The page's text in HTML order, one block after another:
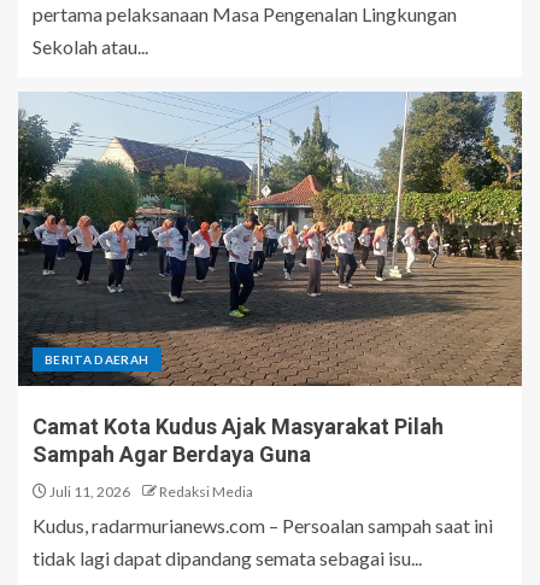
pertama pelaksanaan Masa Pengenalan Lingkungan
Sekolah atau...
BERITA DAERAH
Camat Kota Kudus Ajak Masyarakat Pilah
Sampah Agar Berdaya Guna
Juli 11, 2026 Redaksi Media
Kudus, radarmurianews.com – Persoalan sampah saat ini
tidak lagi dapat dipandang semata sebagai isu...